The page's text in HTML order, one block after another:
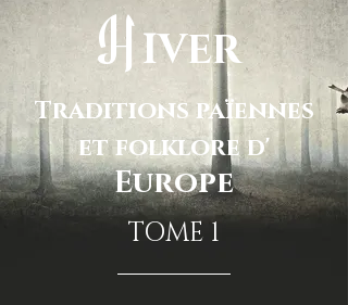
HIVER
Traditions païennes
et folklore d'
Europe
TOME 1